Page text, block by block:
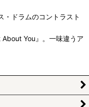
・ドラムのコントラスト
You』。一味違うア